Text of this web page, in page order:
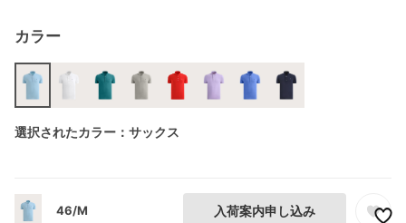
カラー
選択されたカラー：サックス
46/M 入荷案内申し込み